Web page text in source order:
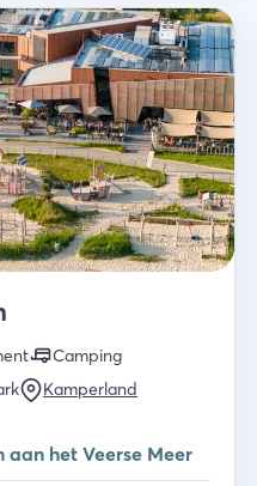
Camping
Kamperland
het Veerse Meer